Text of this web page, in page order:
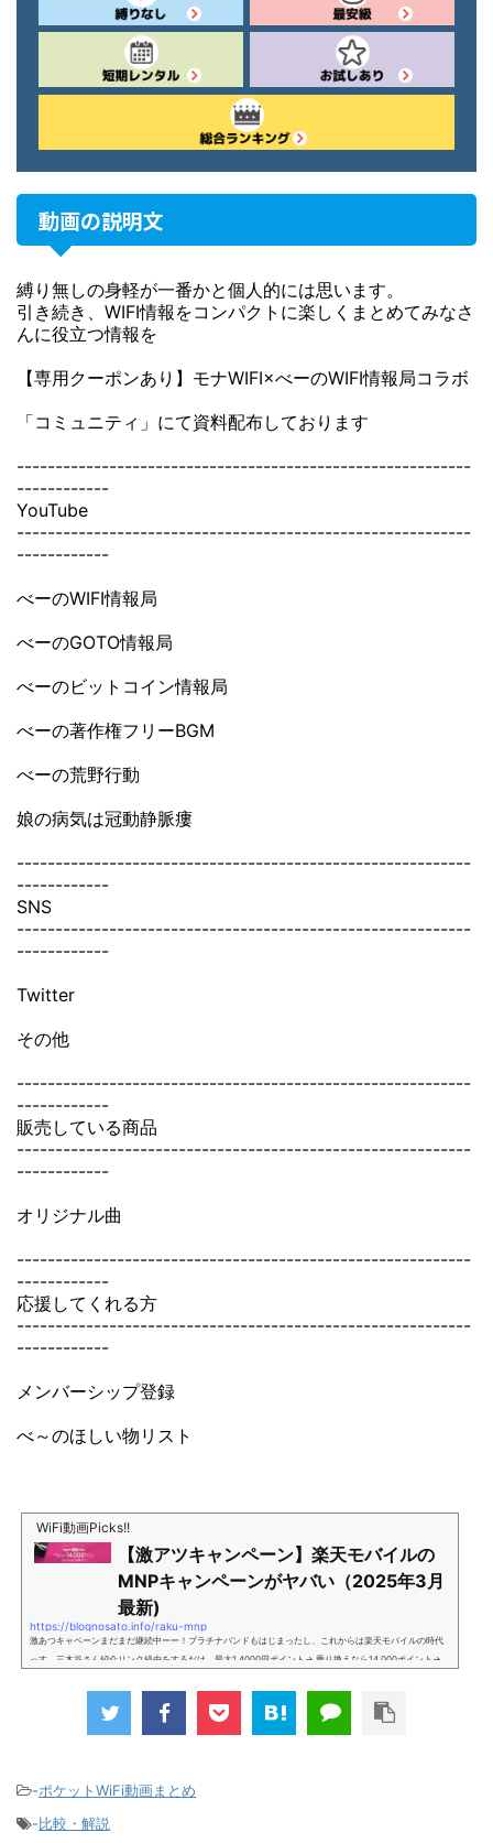
動画の説明文
縛り無しの身軽が一番かと個人的には思います。
引き続き、WIFI情報をコンパクトに楽しくまとめてみなさ
んに役立つ情報を
【専用クーポンあり】モナWIFI×べーのWIFI情報局コラボ
「コミュニティ」にて資料配布しております
-----------------------------------------------------------
------------
YouTube
-----------------------------------------------------------
------------
べーのWIFI情報局
べーのGOTO情報局
べーのビットコイン情報局
べーの著作権フリーBGM
べーの荒野行動
娘の病気は冠動静脈瘻
-----------------------------------------------------------
------------
SNS
-----------------------------------------------------------
------------
Twitter
その他
-----------------------------------------------------------
------------
販売している商品
-----------------------------------------------------------
------------
オリジナル曲
-----------------------------------------------------------
------------
応援してくれる方
-----------------------------------------------------------
------------
メンバーシップ登録
べ～のほしい物リスト
WiFi動画Picks!!
【激アツキャンペーン】楽天モバイルの
MNPキャンペーンがヤバい（2025年3月
最新)
https://blognosato.info/raku-mnp
激あつキャペーンまだまだ継続中ーー！プラチナバンドもはじまったし、これからは楽天モバイルの時代
っす。三木谷さん紹介リンク経由をするだけ。最大1,4000円ポイント→ 乗り換えなら14,000ポイント→
け」とも思えるポイントばら撒きキャンペーンを発動してきました。■キャンペーン概要三木谷社長の特
別招待ページから楽天モバイ...
-ポケットWiFi動画まとめ
-比較・解説